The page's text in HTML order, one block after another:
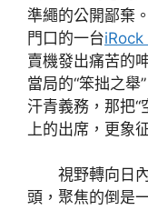
準繩的公開鄙棄
門口的一台
賣機發出痛苦的
當局的“笨拙之
汗青義務，那把“
上的出席，更象
視野轉向日
頭，聚焦的倒是